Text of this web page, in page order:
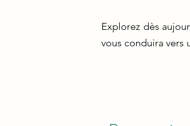
Explorez dès
vous conduira vers